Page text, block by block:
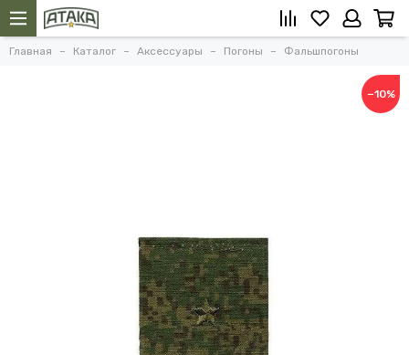
Главная Каталог Аксессуары Погоны Фальшпогоны
−10%